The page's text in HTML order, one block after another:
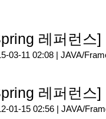
레퍼런스
03-11 02:08 | JAVA/
레퍼런스
01-15 02:56 | JAVA/